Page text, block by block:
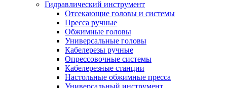
Гидравлический инструмент
Отсекающие головы и системы
Пресса ручные
Обжимные головы
Универсальные головы
Кабелерезы ручные
Опрессовочные системы
Кабелерезные станции
Настольные обжимные пресса
Универсальный инструмент